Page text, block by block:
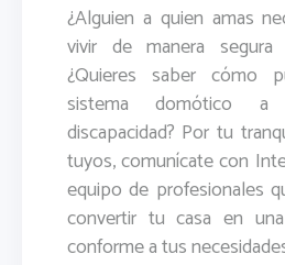
¿Alguien a quien amas
vivir de manera
¿Quieres saber cómo
sistema domótico a
discapacidad? Por tu
tuyos, comunícate con
equipo de profesionales
convertir tu casa en
conforme a tus